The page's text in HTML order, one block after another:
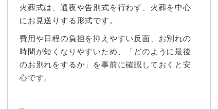
火葬式は、通夜や告別式を行わず、火葬を中心
にお見送りする形式です。
費用や日程の負担を抑えやすい反面、お別れの
時間が短くなりやすいため、「どのように最後
のお別れをするか」を事前に確認しておくと安
心です。